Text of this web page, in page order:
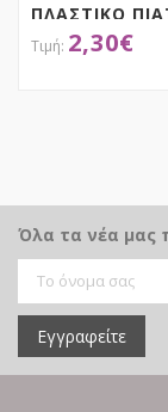
ΠΛΑΣΤΙΚΟ
2,30€
Όλα τα νέα μας
Εγγραφείτε